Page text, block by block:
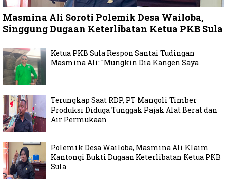
Masmina Ali Soroti Polemik Desa Wailoba,
Singgung Dugaan Keterlibatan Ketua PKB Sula
Ketua PKB Sula Respon Santai Tudingan
Masmina Ali: "Mungkin Dia Kangen Saya
Terungkap Saat RDP, PT Mangoli Timber
Produksi Diduga Tunggak Pajak Alat Berat dan
Air Permukaan
Polemik Desa Wailoba, Masmina Ali Klaim
Kantongi Bukti Dugaan Keterlibatan Ketua PKB
Sula